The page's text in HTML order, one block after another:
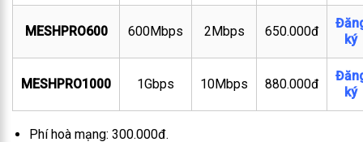
MESHPRO600 600Mbps 2Mbps 650.000đ
ký
MESHPRO1000 1Gbps 10Mbps 880.000đ
ký
Phí hoà mạng: 300.000đ.